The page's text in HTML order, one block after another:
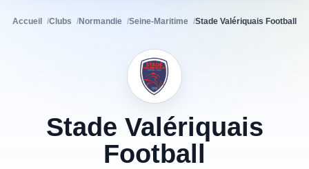
Accueil Clubs Normandie Seine-Maritime Stade Valériquais Football
Stade Valériquais
Football